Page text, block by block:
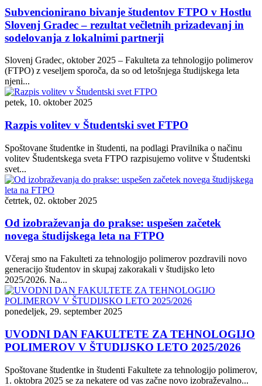
Subvencionirano bivanje študentov FTPO v Hostlu
Slovenj Gradec – rezultat večletnih prizadevanj in
sodelovanja z lokalnimi partnerji
Slovenj Gradec, oktober 2025 – Fakulteta za tehnologijo polimerov
(FTPO) z veseljem sporoča, da so od letošnjega študijskega leta
njeni...
petek, 10. oktober 2025
Razpis volitev v Študentski svet FTPO
Spoštovane študentke in študenti, na podlagi Pravilnika o načinu
volitev Študentskega sveta FTPO razpisujemo volitve v Študentski
svet...
četrtek, 02. oktober 2025
Od izobraževanja do prakse: uspešen začetek
novega študijskega leta na FTPO
Včeraj smo na Fakulteti za tehnologijo polimerov pozdravili novo
generacijo študentov in skupaj zakorakali v študijsko leto
2025/2026. Na...
ponedeljek, 29. september 2025
UVODNI DAN FAKULTETE ZA TEHNOLOGIJO
POLIMEROV V ŠTUDIJSKO LETO 2025/2026
Spoštovane študentke in študenti Fakultete za tehnologijo polimerov,
1. oktobra 2025 se za nekatere od vas začne novo izobraževalno...